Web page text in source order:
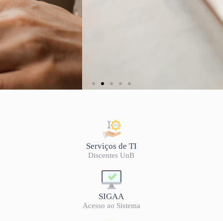
LISTA DE OFERTA
2026/2
Serviços de TI
Discentes UnB
SIGAA
Acesso ao Sistema